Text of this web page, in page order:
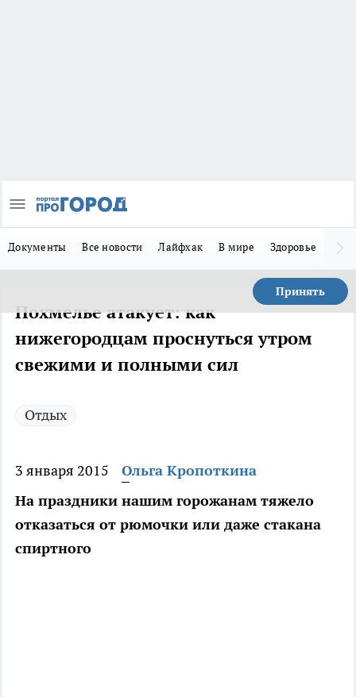
Документы Все новости Лайфхак В мире Здоровье
Принять
Похмелье атакует: как
нижегородцам проснуться утром
свежими и полными сил
Отдых
3 января 2015
Ольга Кропоткина
На праздники нашим горожанам тяжело
отказаться от рюмочки или даже стакана
спиртного